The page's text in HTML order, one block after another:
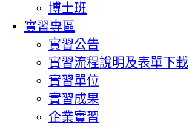
博士班
實習專區
實習公告
實習流程說明及表單下載
實習單位
實習成果
企業實習